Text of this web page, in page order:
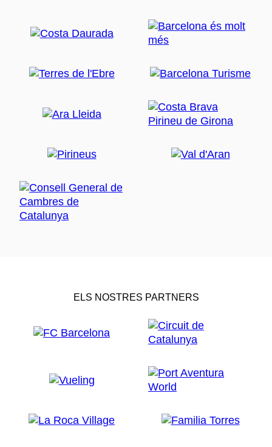
ELS NOSTRES PARTNERS